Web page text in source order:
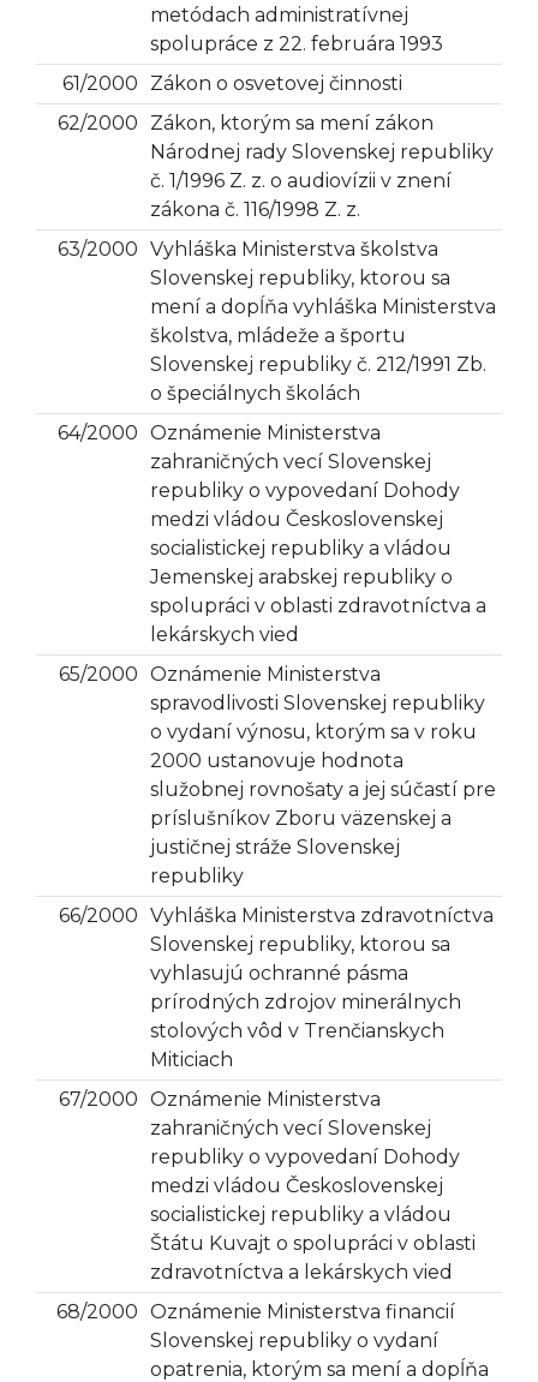
metódach administratívnej
spolupráce z 22. februára 1993
61/2000
Zákon o osvetovej činnosti
62/2000
Zákon, ktorým sa mení zákon
Národnej rady Slovenskej republiky
č. 1/1996 Z. z. o audiovízii v znení
zákona č. 116/1998 Z. z.
63/2000 Vyhláška Ministerstva školstva
Slovenskej republiky, ktorou sa
mení a dopĺňa vyhláška Ministerstva
školstva, mládeže a športu
Slovenskej republiky č. 212/1991 Zb.
o špeciálnych školách
64/2000 Oznámenie Ministerstva
zahraničných vecí Slovenskej
republiky o vypovedaní Dohody
medzi vládou Československej
socialistickej republiky a vládou
Jemenskej arabskej republiky o
spolupráci v oblasti zdravotníctva a
lekárskych vied
65/2000 Oznámenie Ministerstva
spravodlivosti Slovenskej republiky
o vydaní výnosu, ktorým sa v roku
2000 ustanovuje hodnota
služobnej rovnošaty a jej súčastí pre
príslušníkov Zboru väzenskej a
justičnej stráže Slovenskej
republiky
66/2000 Vyhláška Ministerstva zdravotníctva
Slovenskej republiky, ktorou sa
vyhlasujú ochranné pásma
prírodných zdrojov minerálnych
stolových vôd v Trenčianskych
Miticiach
67/2000 Oznámenie Ministerstva
zahraničných vecí Slovenskej
republiky o vypovedaní Dohody
medzi vládou Československej
socialistickej republiky a vládou
Štátu Kuvajt o spolupráci v oblasti
zdravotníctva a lekárskych vied
68/2000 Oznámenie Ministerstva financií
Slovenskej republiky o vydaní
opatrenia, ktorým sa mení a dopĺňa